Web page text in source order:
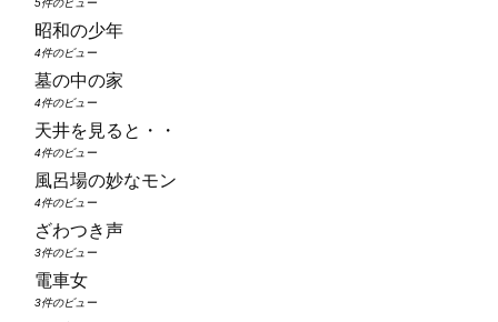
昭和の少年
4件のビュー
墓の中の家
4件のビュー
天井を見ると・・
4件のビュー
風呂場の妙なモン
4件のビュー
ざわつき声
3件のビュー
電車女
3件のビュー